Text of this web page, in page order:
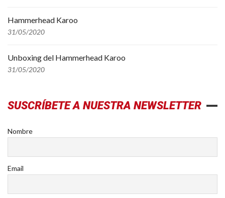
Hammerhead Karoo
31/05/2020
Unboxing del Hammerhead Karoo
31/05/2020
SUSCRÍBETE A NUESTRA NEWSLETTER
Nombre
Email